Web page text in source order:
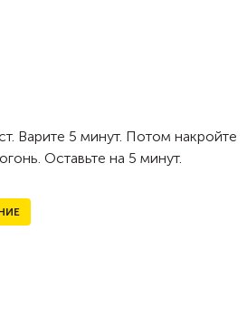
Варите 5 минут. Потом накройте
Оставьте на 5 минут.